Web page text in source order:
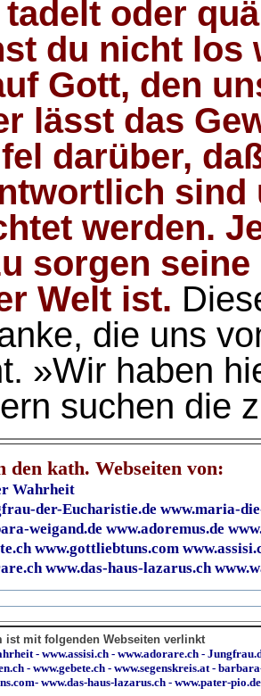
tadelt oder
du nicht los
Gott, den
lässt das
darüber,
sind
werden.
sorgen
Welt ist.
die uns
»Wir haben
suchen die
den kath. Webseiten von:
Wahrheit
der-Eucharistie.de www.maria-
weigand.de www.adoremus.de
www.gottliebtuns.com
www.das-haus-lazarus.ch
ist mit folgenden Webseiten verlinkt
- www.assisi.ch - www.adorare.ch -
- www.gebete.ch - www.segenskreis.at -
- www.das-haus-lazarus.ch - www.pater-pio.de